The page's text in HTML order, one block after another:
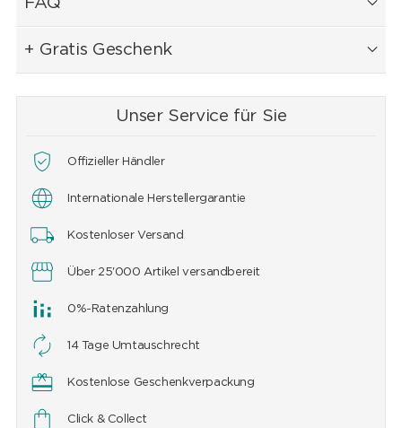
+ Gratis Geschenk
Unser Service für Sie
Offizieller Händler
Internationale Herstellergarantie
Kostenloser Versand
Über 25'000 Artikel versandbereit
0%-Ratenzahlung
14 Tage Umtauschrecht
Kostenlose Geschenkverpackung
Click & Collect